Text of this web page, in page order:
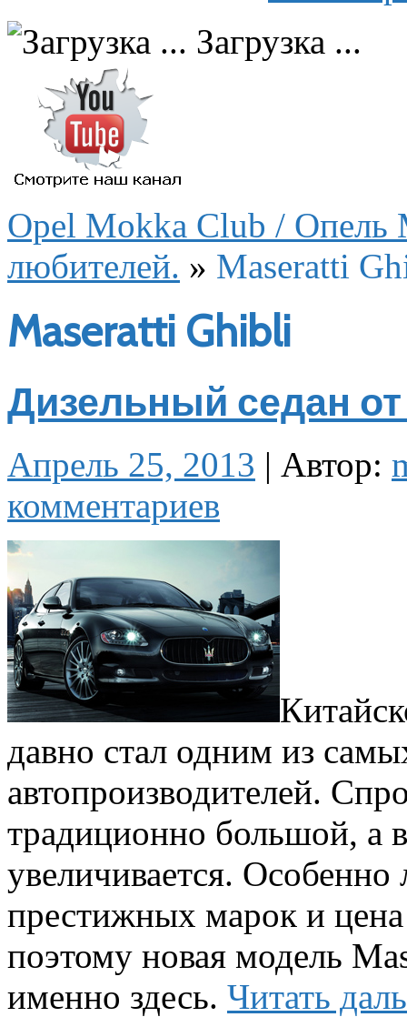
Загрузка ...
Opel Mokka Club / Опель
любителей. » Maseratti
Maseratti Ghibli
Дизельный седан
Апрель 25, 2013 | Автор:
комментариев
давно стал одним из
автопроизводителей.
традиционно большой, а
увеличивается.
престижных марок и
поэтому новая модель
именно здесь. Читать